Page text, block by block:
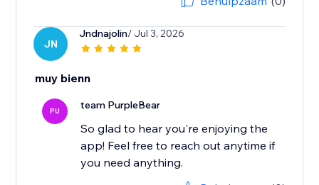
JN
Jndnajolin/ Jul 3, 2026
muy bienn
PU team PurpleBear
So glad to hear you're enjoying the
app! Feel free to reach out anytime if
you need anything.